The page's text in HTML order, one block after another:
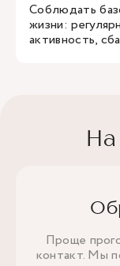
Соблюдать
жизни:
активность,
На
Проще
контакт. Мы